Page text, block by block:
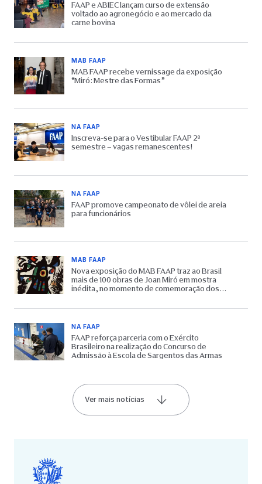
FAAP e ABIEC lançam curso de extensão
voltado ao agronegócio e ao mercado da
carne bovina
MAB FAAP
MAB FAAP recebe vernissage da exposição
“Miró: Mestre das Formas”
NA FAAP
Inscreva-se para o Vestibular FAAP 2º
semestre – vagas remanescentes!
NA FAAP
FAAP promove campeonato de vôlei de areia
para funcionários
MAB FAAP
Nova exposição do MAB FAAP traz ao Brasil
mais de 100 obras de Joan Miró em mostra
inédita, no momento de comemoração dos
NA FAAP
FAAP reforça parceria com o Exército
Brasileiro na realização do Concurso de
Admissão à Escola de Sargentos das Armas
Ver mais notícias